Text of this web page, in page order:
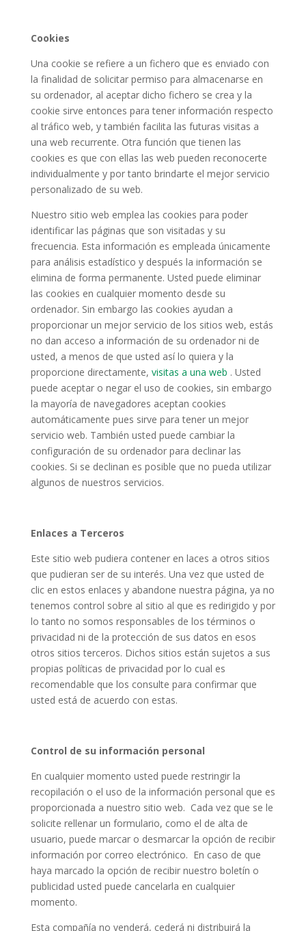
Cookies
Una cookie se refiere a un fichero que es enviado con
la finalidad de solicitar permiso para almacenarse en
su ordenador, al aceptar dicho fichero se crea y la
cookie sirve entonces para tener información respecto
al tráfico web, y también facilita las futuras visitas a
una web recurrente. Otra función que tienen las
cookies es que con ellas las web pueden reconocerte
individualmente y por tanto brindarte el mejor servicio
personalizado de su web.
Nuestro sitio web emplea las cookies para poder
identificar las páginas que son visitadas y su
frecuencia. Esta información es empleada únicamente
para análisis estadístico y después la información se
elimina de forma permanente. Usted puede eliminar
las cookies en cualquier momento desde su
ordenador. Sin embargo las cookies ayudan a
proporcionar un mejor servicio de los sitios web, estás
no dan acceso a información de su ordenador ni de
usted, a menos de que usted así lo quiera y la
proporcione directamente, visitas a una web . Usted
puede aceptar o negar el uso de cookies, sin embargo
la mayoría de navegadores aceptan cookies
automáticamente pues sirve para tener un mejor
servicio web. También usted puede cambiar la
configuración de su ordenador para declinar las
cookies. Si se declinan es posible que no pueda utilizar
algunos de nuestros servicios.
Enlaces a Terceros
Este sitio web pudiera contener en laces a otros sitios
que pudieran ser de su interés. Una vez que usted de
clic en estos enlaces y abandone nuestra página, ya no
tenemos control sobre al sitio al que es redirigido y por
lo tanto no somos responsables de los términos o
privacidad ni de la protección de sus datos en esos
otros sitios terceros. Dichos sitios están sujetos a sus
propias políticas de privacidad por lo cual es
recomendable que los consulte para confirmar que
usted está de acuerdo con estas.
Control de su información personal
En cualquier momento usted puede restringir la
recopilación o el uso de la información personal que es
proporcionada a nuestro sitio web. Cada vez que se le
solicite rellenar un formulario, como el de alta de
usuario, puede marcar o desmarcar la opción de recibir
información por correo electrónico. En caso de que
haya marcado la opción de recibir nuestro boletín o
publicidad usted puede cancelarla en cualquier
momento.
Esta compañía no venderá, cederá ni distribuirá la